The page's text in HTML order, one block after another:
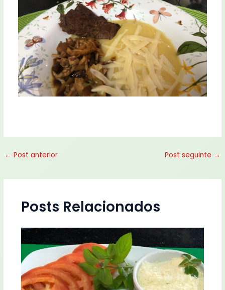
← Post anterior Post seguinte →
Posts Relacionados